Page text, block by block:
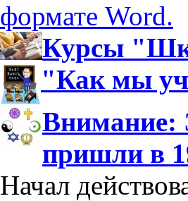
формате Word.
Курсы
"Как мы
Внимание:
пришли в
Начал